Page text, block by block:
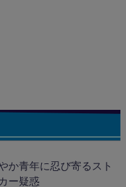
か青年に忍び寄るスト
ー疑惑